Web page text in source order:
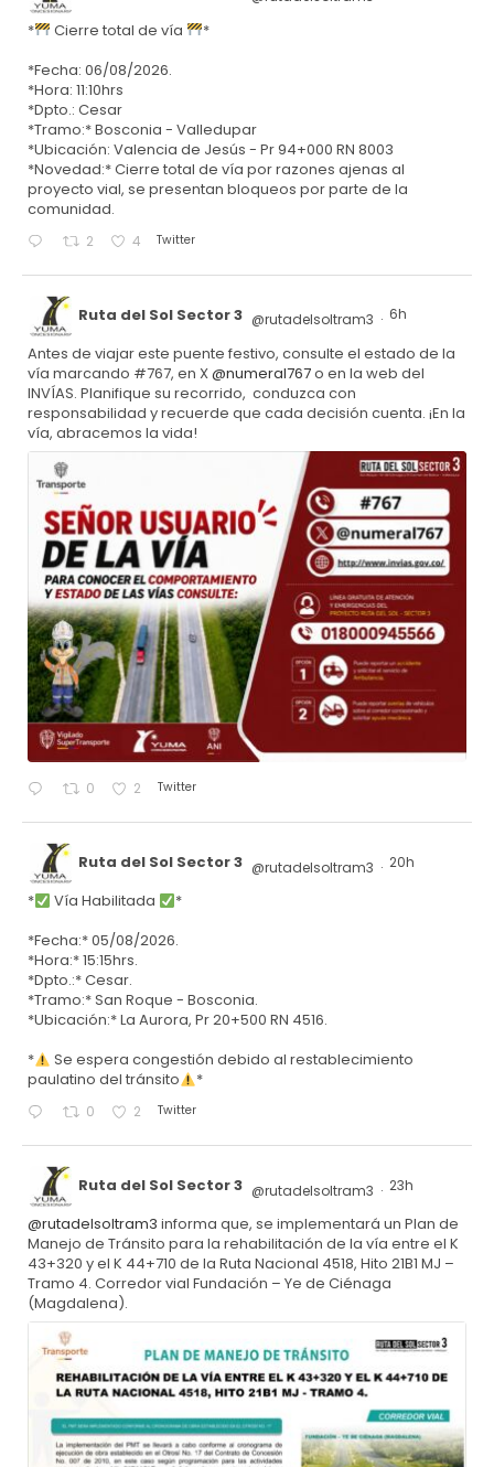
* Cierre total de vía
*
*Fecha: 06/08/2026.
*Hora: 11:10hrs
*Dpto.: Cesar
*Tramo:* Bosconia - Valledupar
*Ubicación: Valencia de Jesús - Pr 94+000 RN 8003
*Novedad:* Cierre total de vía por razones ajenas al
proyecto vial, se presentan bloqueos por parte de la
comunidad.
2 4 Twitter
Ruta del Sol Sector 3 @rutadelsoltram3 · 6h
Antes de viajar este puente festivo, consulte el estado de la
vía marcando #767, en X@numeral767o en la web del
INVÍAS. Planifique su recorrido, conduzca con
responsabilidad y recuerde que cada decisión cuenta. ¡En la
vía, abracemos la vida!
0 2 Twitter
Ruta del Sol Sector 3 @rutadelsoltram3 · 20h
* Vía Habilitada
*
*Fecha:* 05/08/2026.
*Hora:* 15:15hrs.
*Dpto.:* Cesar.
*Tramo:* San Roque - Bosconia.
*Ubicación:* La Aurora, Pr 20+500 RN 4516.
*
Se espera congestión debido al restablecimiento
paulatino del tránsito
*
0 2 Twitter
Ruta del Sol Sector 3 @rutadelsoltram3 · 23h
@rutadelsoltram3 informa que, se implementará un Plan de
Manejo de Tránsito para la rehabilitación de la vía entre el K
43+320 y el K 44+710 de la Ruta Nacional 4518, Hito 21B1 MJ –
Tramo 4. Corredor vial Fundación – Ye de Ciénaga
(Magdalena).